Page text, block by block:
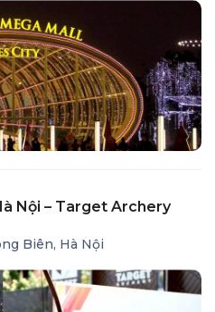
Nội – Target Archery
Biên, Hà Nội